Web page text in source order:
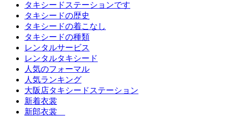
タキシードステーションです
タキシードの歴史
タキシードの着こなし
タキシードの種類
レンタルサービス
レンタルタキシード
人気のフォーマル
人気ランキング
大阪店タキシードステーション
新着衣裳
新郎衣裳